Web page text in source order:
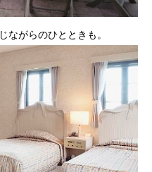
ながらのひとときも。